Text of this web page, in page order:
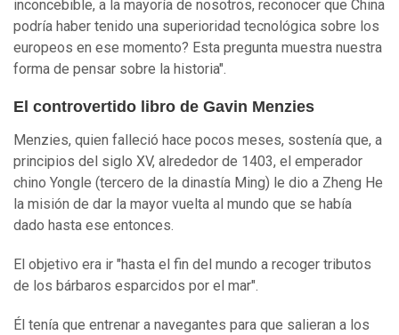
inconcebible, a la mayoría de nosotros, reconocer que China
podría haber tenido una superioridad tecnológica sobre los
europeos en ese momento? Esta pregunta muestra nuestra
forma de pensar sobre la historia".
El controvertido libro de Gavin Menzies
Menzies, quien falleció hace pocos meses, sostenía que, a
principios del siglo XV, alrededor de 1403, el emperador
chino Yongle (tercero de la dinastía Ming) le dio a Zheng He
la misión de dar la mayor vuelta al mundo que se había
dado hasta ese entonces.
El objetivo era ir "hasta el fin del mundo a recoger tributos
de los bárbaros esparcidos por el mar".
Él tenía que entrenar a navegantes para que salieran a los